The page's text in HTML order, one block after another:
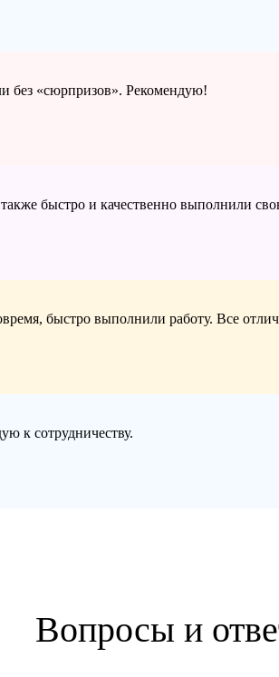
без «сюрпризов». Рекомендую!
быстро и качественно выполнили
быстро выполнили работу. Все
к сотрудничеству.
Вопросы и